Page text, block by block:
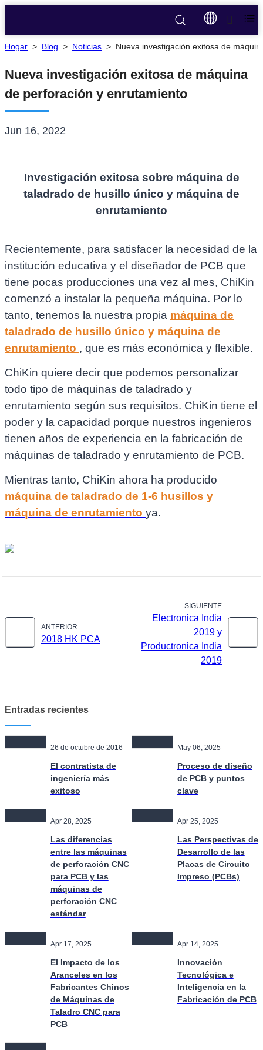
Hogar > Blog > Noticias > Nueva investigación exitosa de
Nueva investigación exitosa de máquina
de perforación y enrutamiento
Jun 16, 2022
Investigación exitosa sobre máquina de
taladrado de husillo único y máquina de
enrutamiento
Recientemente, para satisfacer la necesidad de la
institución educativa y el diseñador de PCB que
tiene pocas producciones una vez al mes, ChiKin
comenzó a instalar la pequeña máquina. Por lo
tanto, tenemos la nuestra propia máquina de
taladrado de husillo único y máquina de
enrutamiento , que es más económica y flexible.
ChiKin quiere decir que podemos personalizar
todo tipo de máquinas de taladrado y
enrutamiento según sus requisitos. ChiKin tiene el
poder y la capacidad porque nuestros ingenieros
tienen años de experiencia en la fabricación de
máquinas de taladrado y enrutamiento de PCB.
Mientras tanto, ChiKin ahora ha producido
máquina de taladrado de 1-6 husillos y
máquina de enrutamiento ya.
ANTERIOR
2018 HK PCA
SIGUIENTE
Electronica India
2019 y
Productronica India
2019
Entradas recientes
26 de octubre de 2016
El contratista de
ingeniería más
exitoso
May 06, 2025
Proceso de diseño
de PCB y puntos
clave
Apr 28, 2025
Las diferencias
entre las máquinas
de perforación CNC
para PCB y las
máquinas de
perforación CNC
estándar
Apr 25, 2025
Las Perspectivas de
Desarrollo de las
Placas de Circuito
Impreso (PCBs)
Apr 17, 2025
El Impacto de los
Aranceles en los
Fabricantes Chinos
de Máquinas de
Taladro CNC para
PCB
Apr 14, 2025
Innovación
Tecnológica e
Inteligencia en la
Fabricación de PCB